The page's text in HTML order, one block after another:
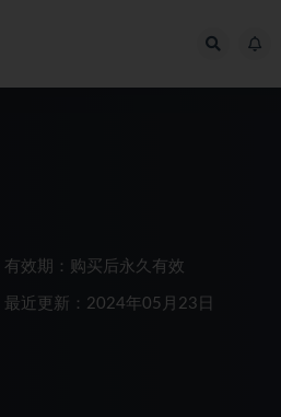
有效期：购买后永久有效
最近更新：2024年05月23日